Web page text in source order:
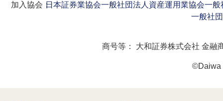
加入協会：日本証券業協会一般社団法人資産運用業協会一般
一般社
商号等： 大和証券株式会社 金融
©Daiwa